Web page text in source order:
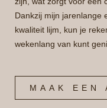
Dankzij mijn jarenlange
kwaliteit lijm, kun je
wekenlang van kunt
MAAK EEN